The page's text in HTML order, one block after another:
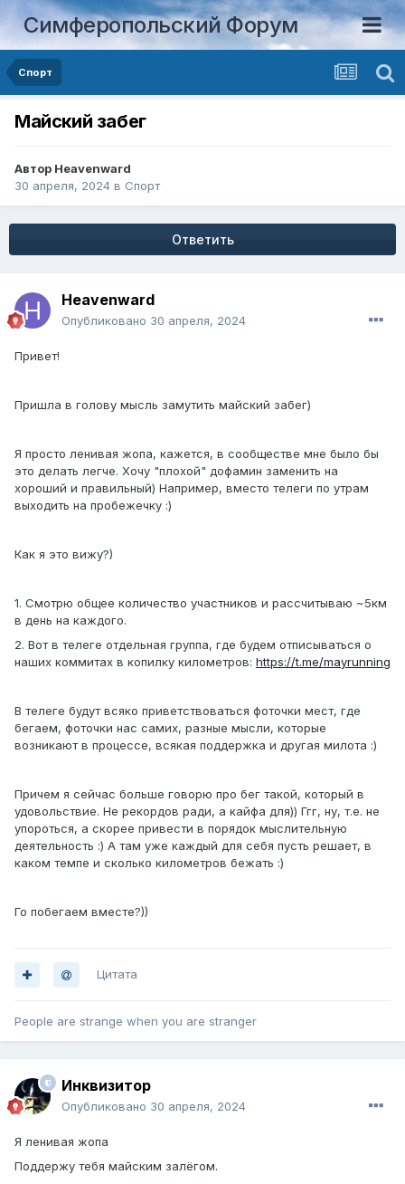
Симферопольский Форум
Спорт
Майский забег
Автор Heavenward
30 апреля, 2024 в Спорт
Ответить
Heavenward
Опубликовано 30 апреля, 2024
Привет!
Пришла в голову мысль замутить майский забег)
Я просто ленивая жопа, кажется, в сообществе мне было бы
это делать легче. Хочу "плохой" дофамин заменить на
хороший и правильный) Например, вместо телеги по утрам
выходить на пробежечку :)
Как я это вижу?)
1. Смотрю общее количество участников и рассчитываю ~5км
в день на каждого.
2. Вот в телеге отдельная группа, где будем отписываться о
наших коммитах в копилку километров: https://t.me/mayrunning
В телеге будут всяко приветствоваться фоточки мест, где
бегаем, фоточки нас самих, разные мысли, которые
возникают в процессе, всякая поддержка и другая милота :)
Причем я сейчас больше говорю про бег такой, который в
удовольствие. Не рекордов ради, а кайфа для)) Ггг, ну, т.е. не
упороться, а скорее привести в порядок мыслительную
деятельность :) А там уже каждый для себя пусть решает, в
каком темпе и сколько километров бежать :)
Го побегаем вместе?))
Цитата
People are strange when you are stranger
Инквизитор
Опубликовано 30 апреля, 2024
Я ленивая жопа
Поддержу тебя майским залёгом.